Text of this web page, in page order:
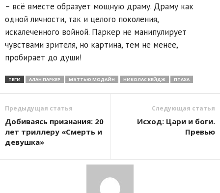
– всё вместе образует мощную драму. Драму как
одной личности, так и целого поколения,
искалеченного войной. Паркер не манипулирует
чувствами зрителя, но картина, тем не менее,
пробирает до души!
ТЕГИ АЛАН ПАРКЕР МЭТТЬЮ МОДАЙН НИКОЛАС КЕЙДЖ ПТАХА
Предыдущая статья
Добиваясь признания: 20
лет триллеру «Смерть и
девушка»
Следующая статья
Исход: Цари и боги.
Превью